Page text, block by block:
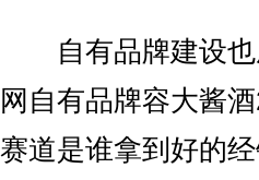
自有品牌建设也
网自有品牌容大酱
赛道是谁拿到好的